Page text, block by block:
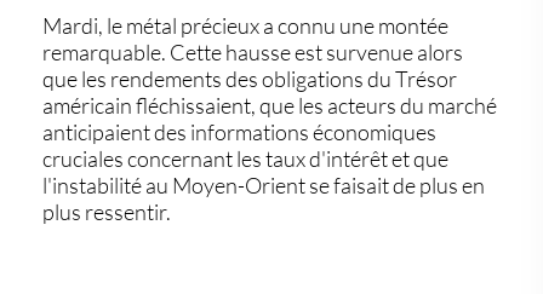
Mardi, le métal précieux a connu une montée
remarquable. Cette hausse est survenue alors
que les rendements des obligations du Trésor
américain fléchissaient, que les acteurs du marché
anticipaient des informations économiques
cruciales concernant les taux d'intérêt et que
l'instabilité au Moyen-Orient se faisait de plus en
plus ressentir.